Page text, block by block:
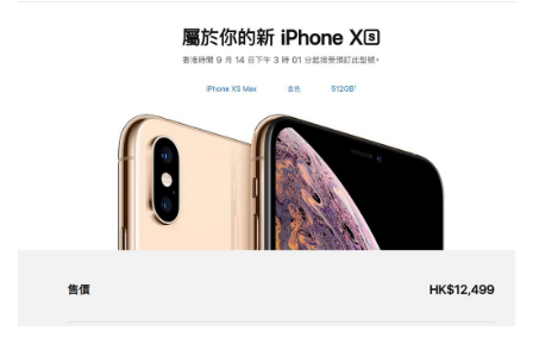
Enterprise Digital Transformation